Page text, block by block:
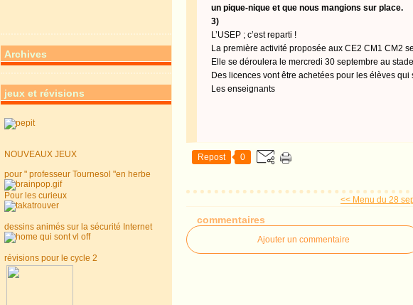
Archives
jeux et révisions
NOUVEAUX JEUX
pour " professeur Tournesol "en herbe
Pour les curieux
dessins animés sur la sécurité Internet
révisions pour le cycle 2
un pique-nique et que nous mangions sur place.
3)
L’USEP ; c’est reparti !
La première activité proposée aux CE2 CM1 CM2
Elle se déroulera le mercredi 30 septembre au
Des licences vont être achetées pour les élèves
Les enseignants
Repost 0
<< Menu du 28
commentaires
Ajouter un commentaire